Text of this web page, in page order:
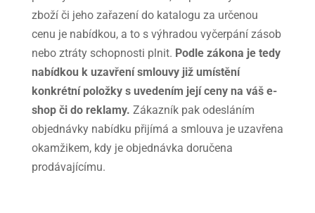
zboží či jeho zařazení do katalogu za určenou
cenu je nabídkou, a to s výhradou vyčerpání zásob
nebo ztráty schopnosti plnit. Podle zákona je tedy
nabídkou k uzavření smlouvy již umístění
konkrétní položky s uvedením její ceny na váš e-
shop či do reklamy. Zákazník pak odesláním
objednávky nabídku přijímá a smlouva je uzavřena
okamžikem, kdy je objednávka doručena
prodávajícímu.